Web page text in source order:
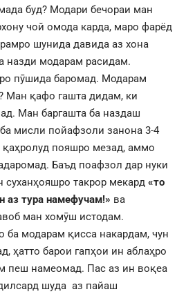
буд? Модари бечораи ман
чой омода карда, маро фарёд
шунида давида аз хона
назди модарам расидам.
пӯшида баромад. Модарам
Ман қафо гашта дидам, ки
Ман баргашта ба наздаш
мисли пойафзоли занона 3-4
пояшро мезад, аммо
Баъд поафзол дар нуки
такрор мекард «то
аз тура намефучам!» ва
ман хомӯш истодам.
ба модарам қисса накардам, чун
ҳатто барои гапҳои ин аблаҳро
пеш намеомад. Пас аз ин воқеа
шуда аз пайаш